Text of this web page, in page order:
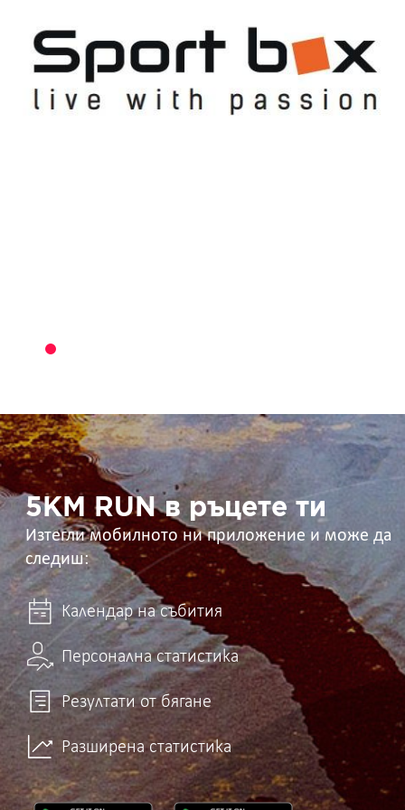
5KM
RUN
в
ръцете
ти 5KM RUN в ръцете ти
Изтегли мобилното ни приложение и може да
следиш:
Календар на събития
Персонална статистика
Резултати от бягане
Разширена статистика